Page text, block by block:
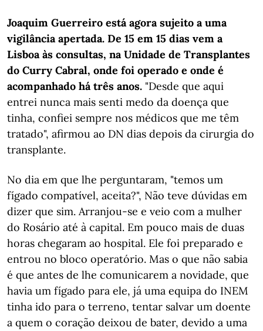
Joaquim Guerreiro está agora sujeito a uma
vigilância apertada. De 15 em 15 dias vem a
Lisboa às consultas, na Unidade de Transplantes
do Curry Cabral, onde foi operado e onde é
acompanhado há três anos. "Desde que aqui
entrei nunca mais senti medo da doença que
tinha, confiei sempre nos médicos que me têm
tratado", afirmou ao DN dias depois da cirurgia do
transplante.
No dia em que lhe perguntaram, "temos um
fígado compatível, aceita?", Não teve dúvidas em
dizer que sim. Arranjou-se e veio com a mulher
do Rosário até à capital. Em pouco mais de duas
horas chegaram ao hospital. Ele foi preparado e
entrou no bloco operatório. Mas o que não sabia
é que antes de lhe comunicarem a novidade, que
havia um fígado para ele, já uma equipa do INEM
tinha ido para o terreno, tentar salvar um doente
a quem o coração deixou de bater, devido a uma